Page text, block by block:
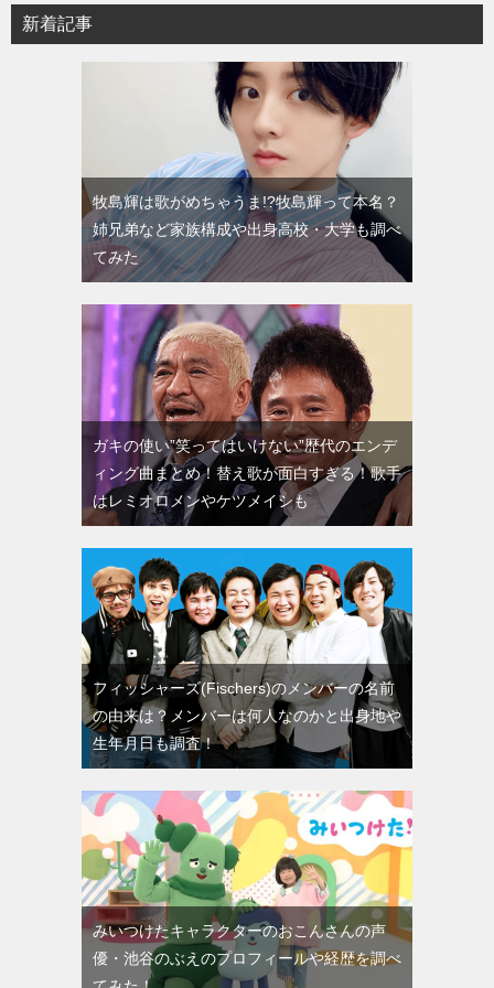
新着記事
牧島輝は歌がめちゃうま!?牧島輝って本名？
姉兄弟など家族構成や出身高校・大学も調べ
てみた
ガキの使い”笑ってはいけない”歴代のエンデ
ィング曲まとめ！替え歌が面白すぎる！歌手
はレミオロメンやケツメイシも
フィッシャーズ(Fischers)のメンバーの名前
の由来は？メンバーは何人なのかと出身地や
生年月日も調査！
みいつけたキャラクターのおこんさんの声
優・池谷のぶえのプロフィールや経歴を調べ